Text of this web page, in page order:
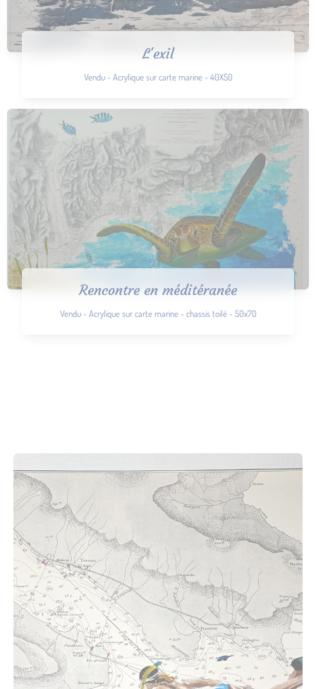
L'exil
Vendu - Acrylique sur carte marine - 40X50
Rencontre en méditéranée
Vendu - Acrylique sur carte marine - chassis toilé - 50x70